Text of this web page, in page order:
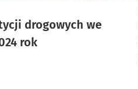
drogowych we
rok